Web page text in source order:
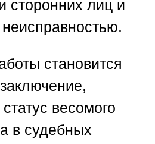
сторонних лиц и
становится
весомого
в судебных